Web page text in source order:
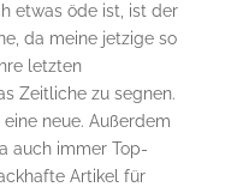
etwas öde ist, ist der
da meine jetzige so
letzten
Zeitliche zu segnen.
neue. Außerdem
auch immer Top-
Artikel für